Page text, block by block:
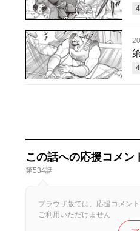
この話への応援コメン
第534話
ブラウザ版では、応援コメン
ご利用いただけません